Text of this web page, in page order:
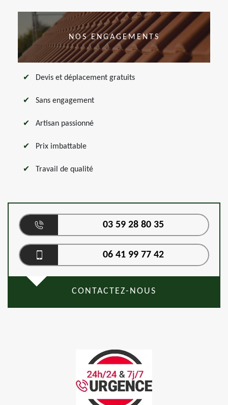
NOS ENGAGEMENTS
Devis et déplacement gratuits
Sans engagement
Artisan passionné
Prix imbattable
Travail de qualité
03 59 28 80 35
06 41 99 77 42
CONTACTEZ-NOUS